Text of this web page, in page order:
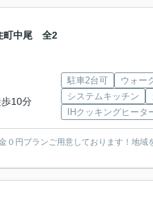
町中尾 全2
歩10分
駐車2台可
ウォー
システムキッチン
IHクッキングヒータ
円プランご用意しております！地域